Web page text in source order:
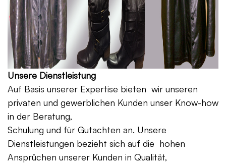
Unsere Dienstleistung
Auf Basis unserer Expertise bieten wir unseren
privaten und gewerblichen Kunden unser Know-how
in der Beratung,
Schulung und für Gutachten an. Unsere
Dienstleistungen bezieht sich auf die hohen
Ansprüchen unserer Kunden in Qualität,